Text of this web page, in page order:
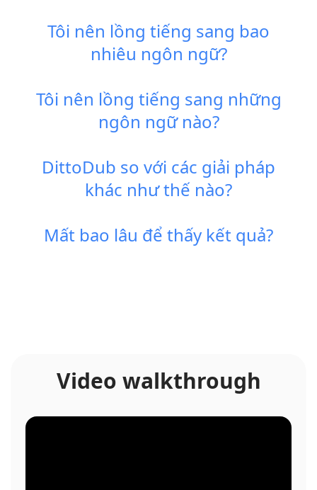
Tôi nên lồng tiếng sang bao
nhiêu ngôn ngữ?
Tôi nên lồng tiếng sang những
ngôn ngữ nào?
DittoDub so với các giải pháp
khác như thế nào?
Mất bao lâu để thấy kết quả?
Video walkthrough